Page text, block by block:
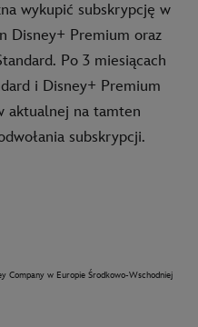
wykupić subskrypcję w
Disney+ Premium oraz
Po 3 miesiącach
i Disney+ Premium
aktualnej na tamten
subskrypcji.
Company w Europie Środkowo-Wschodniej